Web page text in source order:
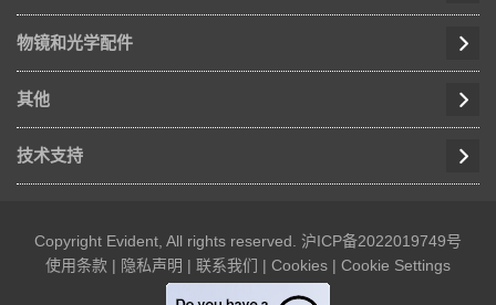
物镜和光学配件
其他
技术支持
Copyright Evident, All rights reserved. 沪ICP备2022019749号
使用条款 | 隐私声明 | 联系我们 | Cookies | Cookie Settings